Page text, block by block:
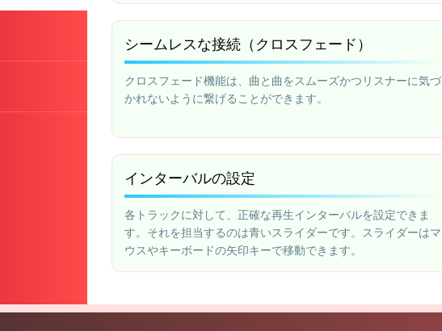
シームレスな接続（クロスフェード）
クロスフェード機能は、曲と曲をスムーズかつリスナーに気づ
かれないように繋げることができます。
インターバルの設定
各トラックに対して、正確な再生インターバルを設定できま
す。それを担当するのは青いスライダーです。スライダーはマ
ウスやキーボードの矢印キーで移動できます。